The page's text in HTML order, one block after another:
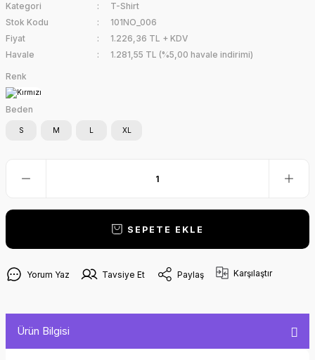
Kategori
T-Shirt
Stok Kodu
101NO_006
Fiyat
1.226,36 TL + KDV
Havale
1.281,55 TL (%5,00 havale indirimi)
Renk
Beden
S M XL
SEPETE EKLE
Yorum Yaz Tavsiye Et Paylaş Karşılaştır
Ürün Bilgisi